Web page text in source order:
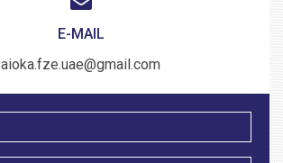
E-MAIL
aioka.fze.uae@gmail.com